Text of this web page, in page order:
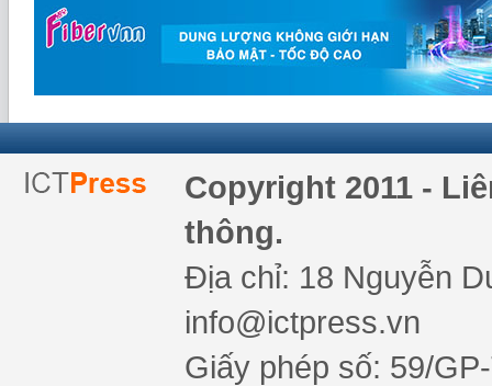
Copyright 2011 -
thông.
Địa chỉ: 18 Nguyễn
info@ictpress.vn
Giấy phép số: 59/